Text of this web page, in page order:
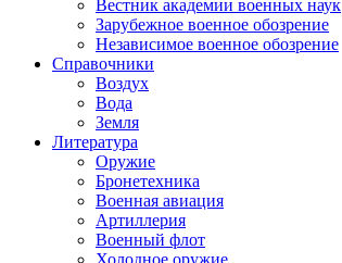
Вестник академии военных наук
Зарубежное военное обозрение
Независимое военное обозрение
Справочники
Воздух
Вода
Земля
Литература
Оружие
Бронетехника
Военная авиация
Артиллерия
Военный флот
Холодное оружие